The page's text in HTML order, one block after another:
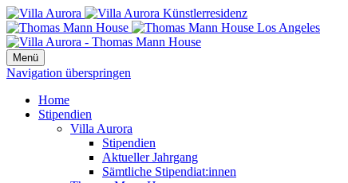
Menü
Navigation überspringen
Home
Stipendien
Villa Aurora
Stipendien
Aktueller Jahrgang
Sämtliche Stipendiat:innen